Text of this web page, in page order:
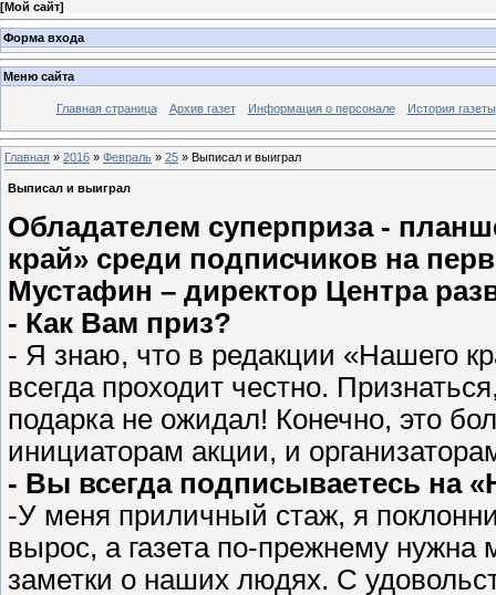
[Мой сайт]
Форма входа
Меню сайта
Главная страница Архив газет Информация о персонале История газеты
Главная » 2016 » Февраль » 25 » Выписал и выиграл
Выписал и выиграл
Обладателем суперприза -
край» среди подписчиков на
Мустафин – директор Центра
- Как Вам приз?
- Я знаю, что в редакции «Нашего
всегда проходит честно.
подарка не ожидал! Конечно, это
инициаторам акции, и
- Вы всегда подписываетесь на
-У меня приличный стаж, я
вырос, а газета по-прежнему
заметки о наших людях. С